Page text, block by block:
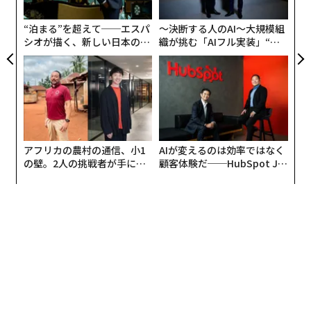
“泊まる”を超えて──エスパ
シオが描く、新しい日本のラ
グジュアリー（前編）
〜決断する人のAI〜大規模組
織が挑む「AIフル実装」“使
う”企業から“動く”企業へ【N
TTドコモビジネス×PwC】
アフリカの農村の通信、小1
の壁。2人の挑戦者が手にし
AIが変えるのは効率ではなく
顧客体験だ──HubSpot Ja